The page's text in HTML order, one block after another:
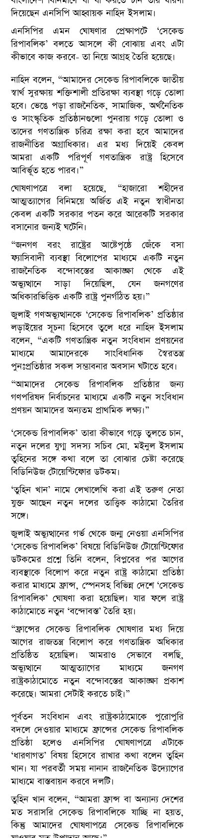
দিয়েছেন এনসিপি আহ্বায়ক নাহিদ ইসলাম।
এনসিপির এমন ঘোষণার প্রেক্ষাপটে ‘সেকেন্ড
রিপাবলিক’ বলতে আসলে কী বোঝায় এবং এটা
কীভাবে কাজ করবে- তা নিয়ে আগ্রহ তৈরি হয়েছে।
নাহিদ বলেন, “আমাদের সেকেন্ড রিপাবলিকে জাতীয়
স্বার্থ সুরক্ষায় শক্তিশালী প্রতিরক্ষা ব্যবস্থা গড়ে তোলা
হবে। ভেঙে পড়া রাজনৈতিক, সামাজিক, অর্থনৈতিক
ও সাংস্কৃতিক প্রতিষ্ঠানগুলো পুনরায় গড়ে তোলা ও
তাদের গণতান্ত্রিক চরিত্র রক্ষা করা হবে আমাদের
রাজনীতির অগ্রাধিকার। এর মধ্য দিয়েই কেবল
আমরা একটি পরিপূর্ণ গণতান্ত্রিক রাষ্ট্র হিসেবে
আবির্ভূত হতে পারব।”
ঘোষণাপত্রে বলা হয়েছে, “হাজারো শহীদের
আত্মত্যাগের বিনিময়ে অর্জিত এই নতুন স্বাধীনতা
কেবল একটি সরকার পতন করে আরেকটি সরকার
বসানোর জন্যই ঘটেনি।
“জনগণ বরং রাষ্ট্রের আষ্টেপৃষ্ঠে জেঁকে বসা
ফ্যাসিবাদী ব্যবস্থা বিলোপের মাধ্যমে একটি নতুন
রাজনৈতিক বন্দোবস্তের আকাঙ্ক্ষা থেকে এই
অভ্যুত্থানে সাড়া দিয়েছিল, যেন জনগণের
অধিকারভিত্তিক একটি রাষ্ট্র পুনর্গঠিত হয়।”
জুলাই গণঅভ্যুত্থানকে ‘সেকেন্ড রিপাবলিক’ প্রতিষ্ঠার
লড়াইয়ের সূচনা হিসেবে তুলে ধরে নাহিদ ইসলাম
বলেন, “একটি গণতান্ত্রিক নতুন সংবিধান প্রণয়নের
মাধ্যমে আমাদেরকে সাংবিধানিক স্বৈরতন্ত্র
পুনঃপ্রতিষ্ঠার সকল সম্ভাবনার অবসান ঘটাতে হবে।
“আমাদের সেকেন্ড রিপাবলিক প্রতিষ্ঠার জন্য
গণপরিষদ নির্বাচনের মাধ্যমে একটি নতুন সংবিধান
প্রণয়ন আমাদের অন্যতম প্রাথমিক লক্ষ্য।”
‘সেকেন্ড রিপাবলিক’ তারা কীভাবে গড়ে তুলতে চান,
নতুন দলের যুগ্ম সদস্য সচিব মো. মইনুল ইসলাম
তুহিনের সঙ্গে কথা বলে তা বোঝার চেষ্টা করেছে
বিডিনিউজ টোয়েন্টিফোর ডটকম।
‘তুহিন খান’ নামে লেখালেখি করা এই তরুণ নেতা
যুক্ত আছেন নতুন দলের তাত্ত্বিক কাঠামো তৈরির
সঙ্গে।
জুলাই অভ্যুত্থানের গর্ভ থেকে জন্ম নেওয়া এনসিপির
‘সেকেন্ড রিপাবলিক’ বিষয়ে বিডিনিউজ টোয়েন্টিফোর
ডটকমের প্রশ্নে তিনি বলেন, বিপ্লবের পর আগের
ব্যবস্থাকে বিলোপ করে নতুন রাষ্ট্র কাঠামো প্রতিষ্ঠা
করার মাধ্যমে ফ্রান্স, স্পেনসহ বিভিন্ন দেশে ‘সেকেন্ড
রিপাবলিক’ ঘোষণা করা হয়েছিল। যার ফলে রাষ্ট্র
কাঠামোতে নতুন ‘বন্দোবস্ত’ তৈরি হয়।
“ফ্রান্সের সেকেন্ড রিপাবলিক ঘোষণার মধ্য দিয়ে
আগের রাজতন্ত্র বিলোপ করে গণতান্ত্রিক অধিকার
প্রতিষ্ঠিত হয়েছিল। আমরাও সেভাবে বলছি,
অভ্যুত্থানে আত্মত্যাগের মাধ্যমে জনগণ
রাষ্ট্রকাঠামোতে নতুন বন্দোবস্তের আকাঙ্ক্ষা প্রকাশ
করেছে। আমরা সেটাই করতে চাই।”
পূর্বতন সংবিধান এবং রাষ্ট্রকাঠামোকে পুরোপুরি
বদলে দেওয়ার মাধ্যমে ফ্রান্সের সেকেন্ড রিপাবলিক
প্রতিষ্ঠা হলেও এনসিপির ঘোষণাপত্রে এটাকে
‘ধারণাগত’ বিষয় হিসেবে রাখার কথা বলেন তুহিন
খান। যা পরবর্তী সময় নানান রাজনৈতিক উদ্যোগের
মাধ্যমে বাস্তবায়ন করবে দলটি।
তুহিন খান বলেন, “আমরা ফ্রান্স বা অন্যান্য দেশের
মত সরাসরি সেকেন্ড রিপাবলিকে যাচ্ছি না হয়ত,
কিন্তু আমাদের ঘোষণাপত্রে সেকেন্ড রিপাবলিকে